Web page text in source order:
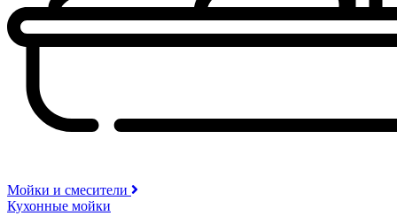
Мойки и смесители
Кухонные мойки